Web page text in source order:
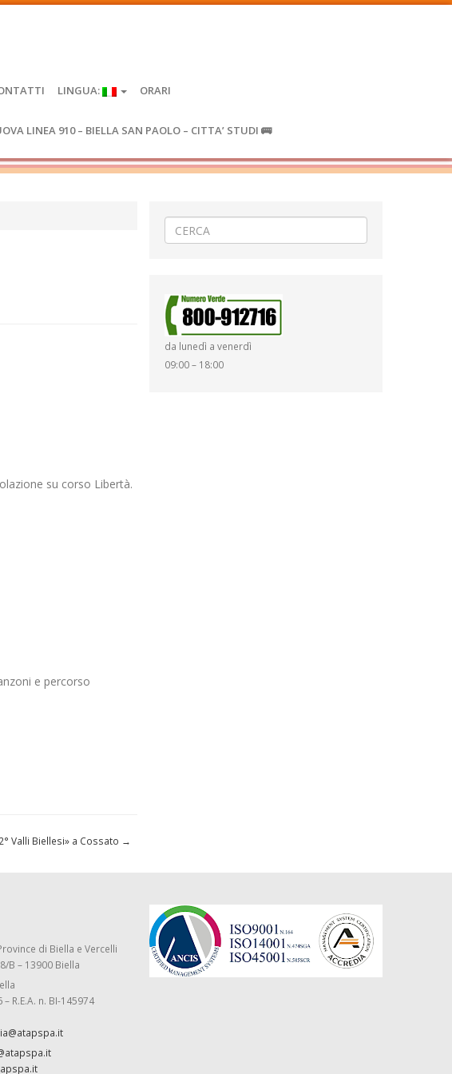
LINGUA: ORARI
LINEA 910 – BIELLA SAN PAOLO – CITTA’ STUDI 🚌
su corso Libertà.
e percorso
Valli Biellesi» a Cossato →
da lunedì a venerdì
09:00 – 18:00
di Biella e Vercelli
B – 13900 Biella
R.E.A. n. BI-145974